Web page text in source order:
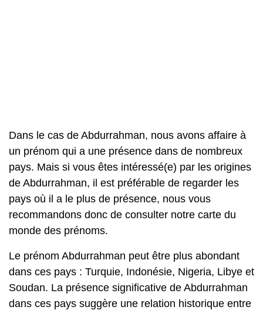
Dans le cas de Abdurrahman, nous avons affaire à
un prénom qui a une présence dans de nombreux
pays. Mais si vous êtes intéressé(e) par les origines
de Abdurrahman, il est préférable de regarder les
pays où il a le plus de présence, nous vous
recommandons donc de consulter notre carte du
monde des prénoms.
Le prénom Abdurrahman peut être plus abondant
dans ces pays : Turquie, Indonésie, Nigeria, Libye et
Soudan. La présence significative de Abdurrahman
dans ces pays suggère une relation historique entre